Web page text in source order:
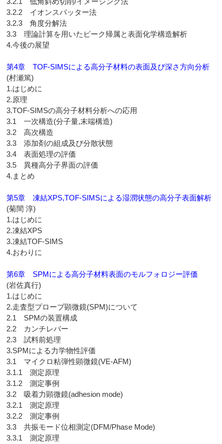
3.2.2 イオンスパッター法
3.2.3 角度分解法
3.3 理論計算を用いたピーク帰属と表面化学構造解析
4.今後の展望
第4章 TOF-SIMSによる高分子材料の表面及び深さ方向分析
(村瀬篤)
1.はじめに
2.原理
3.TOF-SIMSの高分子材料分析への応用
3.1 一次構造(分子量,末端構造)
3.2 高次構造
3.3 添加剤の組成及び分散状態
3.4 表面処理の評価
3.5 異種高分子界面の評価
4.まとめ
第5章 凍結XPS,TOF-SIMSによる湿潤状態の高分子表面解析
(菊間 淳)
1.はじめに
2.凍結XPS
3.凍結TOF-SIMS
4.おわりに
第6章 SPMによる高分子材料表面のモルフォロジー評価
(岩佐真行)
1.はじめに
2.走査型プローブ顕微鏡(SPM)について
2.1 SPMの装置構成
2.2 カンチレバー
2.3 試料前処理
3.SPMによる力学物性評価
3.1 マイクロ粘弾性顕微鏡(VE-AFM)
3.1.1 測定原理
3.1.2 測定事例
3.2 吸着力顕微鏡(adhesion mode)
3.2.1 測定原理
3.2.2 測定事例
3.3 共振モード位相測定(DFM/Phase Mode)
3.3.1 測定原理